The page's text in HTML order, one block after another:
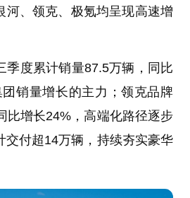
、领克、极氪均呈现高速增
季度累计销量87.5万辆，同比
销量增长的主力；领克品牌
比增长24%，高端化路径逐步
交付超14万辆，持续夯实豪华